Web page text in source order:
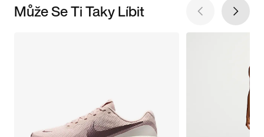
Může Se Ti Taky Líbit